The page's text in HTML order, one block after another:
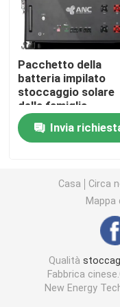
Sistemi di
batteria di 48v
batteria del
Accumulatore a
Batteria al litio di
Batteria LiFePO4
Pacchetto della
batteria impilato
stoccaggio solare
della famiglia,
pacchetto della
batteria di Lifepo4
100ah
Invia
Casa Circa
Mappa
Qualità
Fabbrica
New Energy